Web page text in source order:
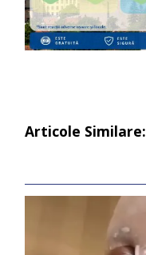
Articole Similare: